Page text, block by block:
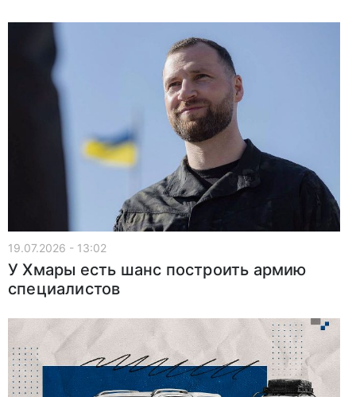
19.07.2026 - 13:02
У Хмары есть шанс построить армию
специалистов